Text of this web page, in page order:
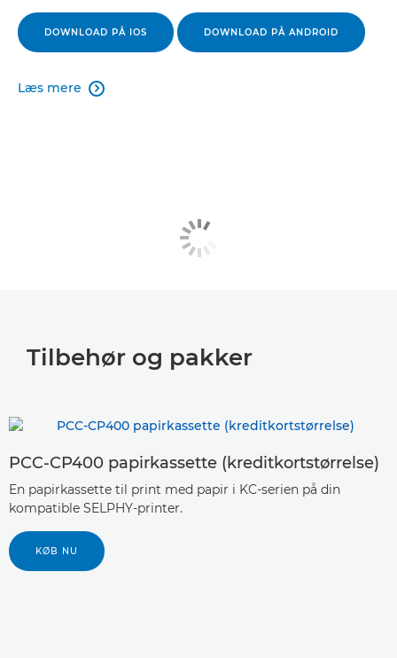
DOWNLOAD PÅ IOS DOWNLOAD PÅ ANDROID
Læs mere 
Tilbehør og pakker
PCC-CP400 papirkassette (kreditkortstørrelse)
En papirkassette til print med papir i KC-serien på din
kompatible SELPHY-printer.
KØB NU